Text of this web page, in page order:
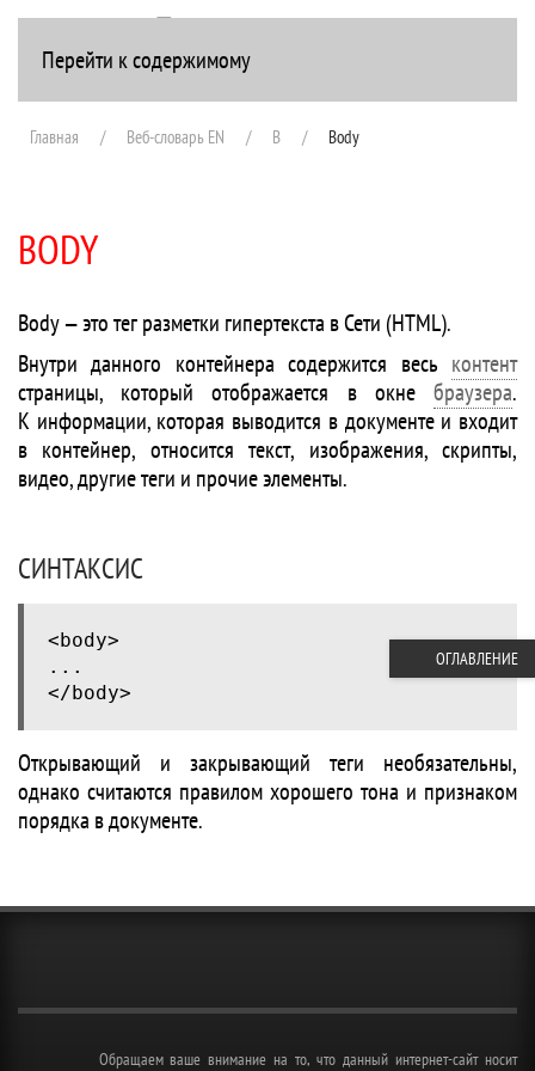
Перейти к содержимому+7(916) 107-51-99
Главная Веб-словарь EN B Body
BODY
Body — это тег разметки гипертекста в Сети (HTML).
Внутри данного контейнера содержится весь контент
страницы, который отображается в окне браузера.
К информации, которая выводится в документе и входит
в контейнер, относится текст, изображения, скрипты,
видео, другие теги и прочие элементы.
СИНТАКСИС
<body>
...
</body>
Открывающий и закрывающий теги необязательны,
однако считаются правилом хорошего тона и признаком
порядка в документе.
Обращаем ваше внимание на то, что данный интернет-сайт носит
ОГЛАВЛЕНИЕ